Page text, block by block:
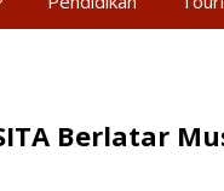
Berlatar